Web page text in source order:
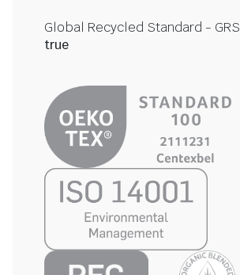
Global Recycled Standard - GRS
true